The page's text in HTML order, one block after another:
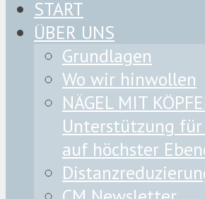
START
ÜBER UNS
Grundlagen
Wo wir hinwollen
NÄGEL MIT
Unterstützung
auf höchster